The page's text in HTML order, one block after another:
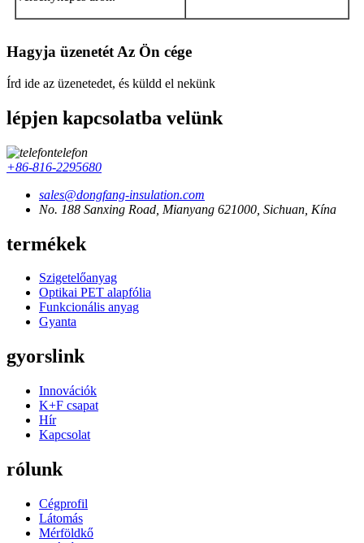
Hagyja üzenetét Az Ön cége
Írd ide az üzenetedet, és küldd el nekünk
lépjen kapcsolatba velünk
telefon
+86-816-2295680
sales@dongfang-insulation.com
No. 188 Sanxing Road, Mianyang 621000, Sichuan, Kína
termékek
Szigetelőanyag
Optikai PET alapfólia
Funkcionális anyag
Gyanta
gyorslink
Innovációk
K+F csapat
Hír
Kapcsolat
rólunk
Cégprofil
Látomás
Mérföldkő